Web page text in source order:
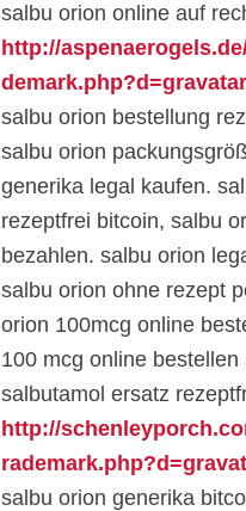
salbu orion online auf
http://
salbu orion bestellung
salbu orion
generika legal kaufen.
rezeptfrei bitcoin, salbu
bezahlen. salbu orion
salbu orion ohne rezept
orion 100mcg online
100 mcg online bestellen
salbutamol ersatz
http://
salbu orion generika